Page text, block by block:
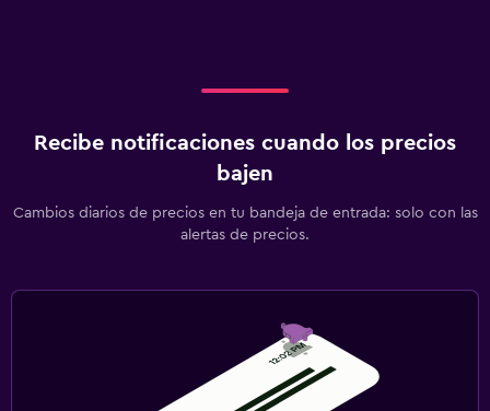
Recibe notificaciones cuando los precios
bajen
Cambios diarios de precios en tu bandeja de entrada: solo con las
alertas de precios.